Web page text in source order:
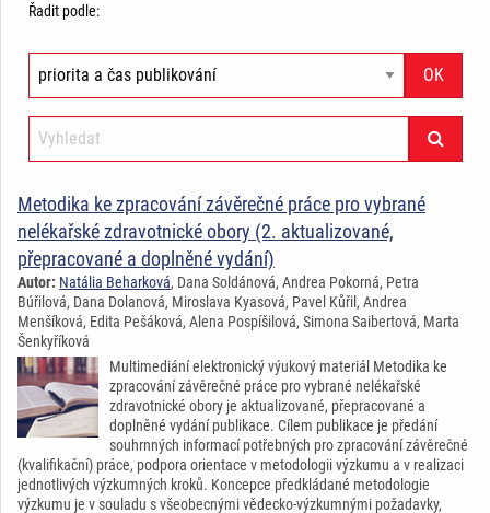
Řadit podle:
Metodika ke zpracování závěrečné práce pro vybrané
nelékařské zdravotnické obory (2. aktualizované,
přepracované a doplněné vydání)
Autor: Natália Beharková, Dana Soldánová, Andrea Pokorná, Petra
Búřilová, Dana Dolanová, Miroslava Kyasová, Pavel Kůřil, Andrea
Menšíková, Edita Pešáková, Alena Pospíšilová, Simona Saibertová, Marta
Šenkyříková
Multimediání elektronický výukový materiál Metodika ke
zpracování závěrečné práce pro vybrané nelékařské
zdravotnické obory je aktualizované, přepracované a
doplněné vydání publikace. Cílem publikace je předání
souhrnných informací potřebných pro zpracování závěrečné
(kvalifikační) práce, podpora orientace v metodologii výzkumu a v realizaci
jednotlivých výzkumných kroků. Koncepce předkládané metodologie
výzkumu je v souladu s všeobecnými vědecko-výzkumnými požadavky,